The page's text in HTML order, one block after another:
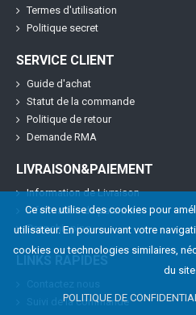
Termes d'utilisation
Politique secret
SERVICE CLIENT
Guide d'achat
Statut de la commande
Politique de retour
Demande RMA
LIVRAISON&PAIEMENT
Information de Livraison
Information de paiement
Dropshipping
Suivi de la commande
Ce site utilise des cookies pour
utilisateur. En poursuivant votre
cookies ou technologies similaires,
du
POLITIQUE DE